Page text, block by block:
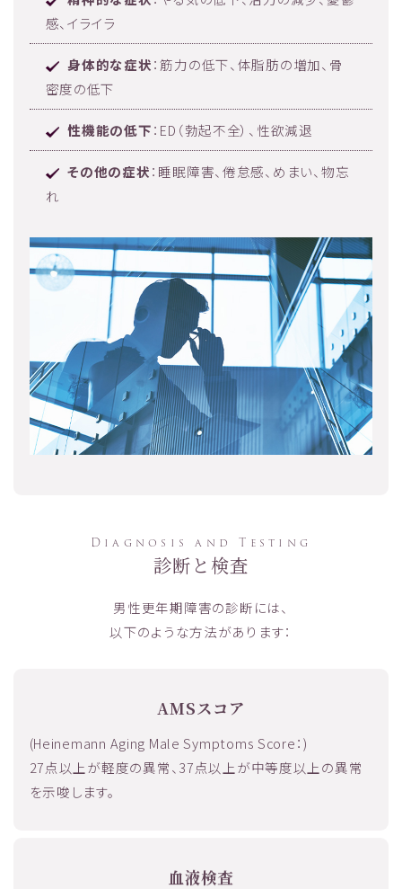
感、イライラ
身体的な症状：筋力の低下、体脂肪の増加、骨
密度の低下
性機能の低下：ED（勃起不全）、性欲減退
その他の症状：睡眠障害、倦怠感、めまい、物忘
れ
Diagnosis and Testing
診断と検査
男性更年期障害の診断には、
以下のような方法があります：
AMSスコア
(Heinemann Aging Male Symptoms Score：)
27点以上が軽度の異常、37点以上が中等度以上の異常
を示唆します。
血液検査